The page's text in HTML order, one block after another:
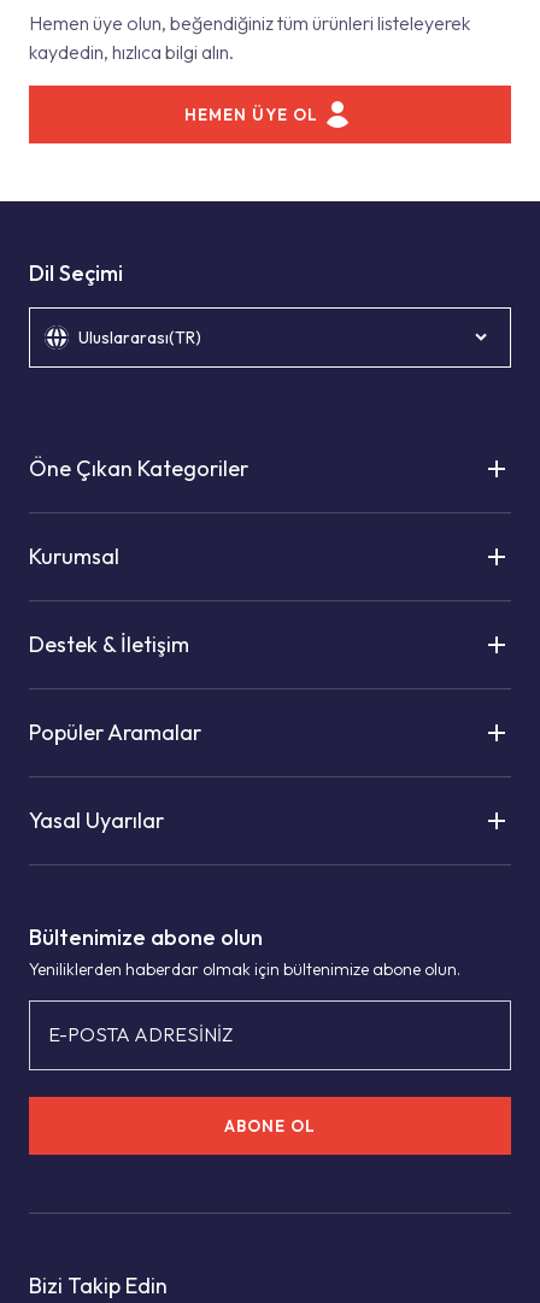
Hemen üye olun, beğendiğiniz tüm ürünleri listeleyerek
kaydedin, hızlıca bilgi alın.
HEMEN ÜYE OL
Bültenimize abone olun
Yeniliklerden haberdar olmak için bültenimize abone olun.
E-POSTA ADRESİNİZ
ABONE OL
Bizi Takip Edin
Dil Seçimi
Uluslararası(TR)
Öne Çıkan Kategoriler
Kurumsal
Destek & İletişim
Popüler Aramalar
Yasal Uyarılar